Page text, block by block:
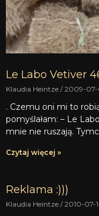
Le Labo Vetiver
Klaudia Heintze 2009-07-
. Czemu oni mi to
pomyślałam: – Le
mnie nie ruszają.
Czytaj więcej »
Reklama :)))
Klaudia Heintze 2010-07-